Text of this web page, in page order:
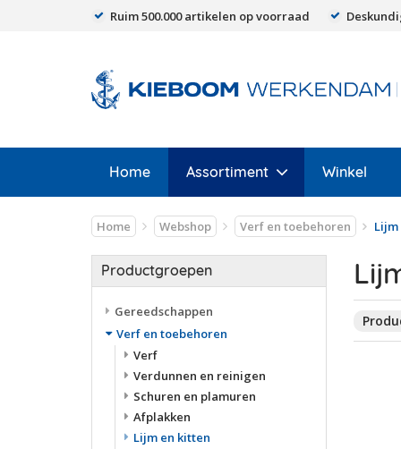
Ruim 500.000 artikelen op voorraad
Home Assortiment Winkel
Home Webshop Verf en toebehoren
Productgroepen
Gereedschappen
Verf en toebehoren
Verf
Verdunnen en reinigen
Schuren en plamuren
Afplakken
Lijm en kitten